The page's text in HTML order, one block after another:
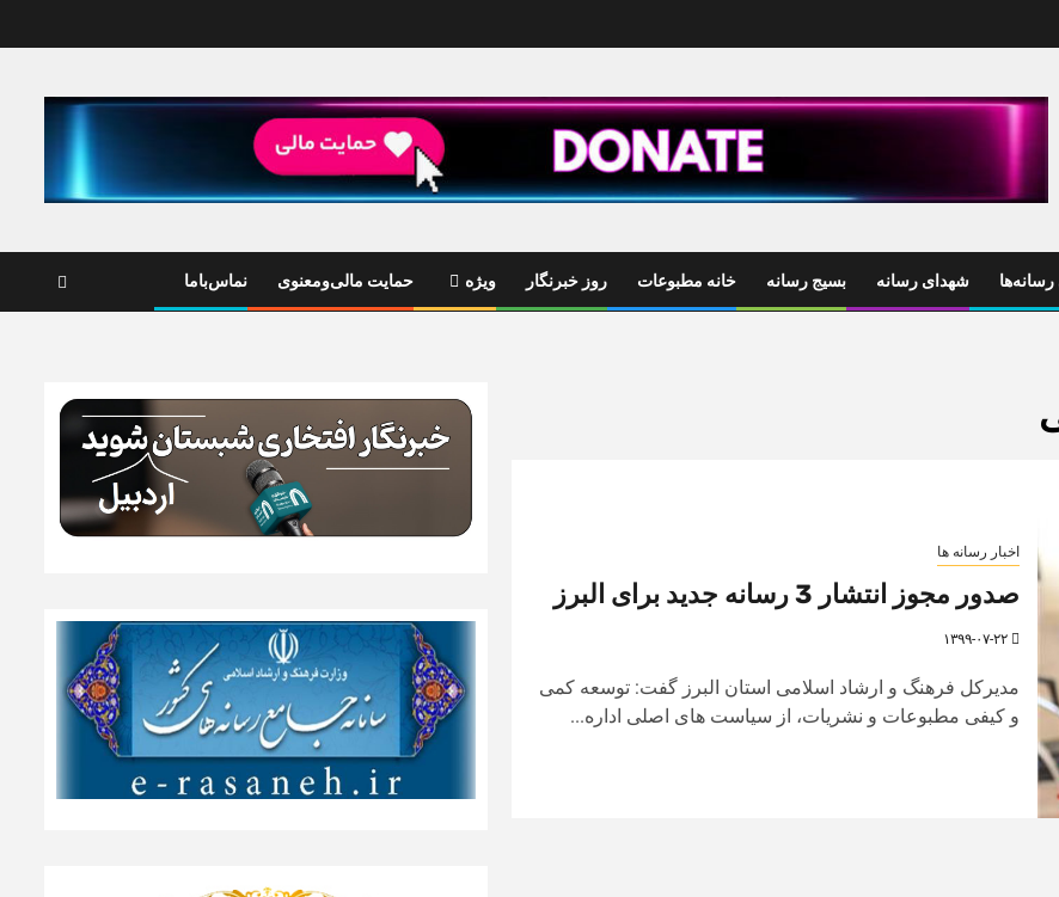
شهدای رسانه بسیج رسانه خانه مطبوعات روز خبرنگار ویژه حمایت مالی‌ومعنوی نماس‌باما
اخبار رسانه ها
صدور مجوز انتشار 3 رسانه جدید برای البرز
۱۳۹۹-۰۷-۲۲
مدیرکل فرهنگ و ارشاد اسلامی استان البرز گفت: توسعه کمی
و کیفی مطبوعات و نشریات، از سیاست های اصلی اداره...